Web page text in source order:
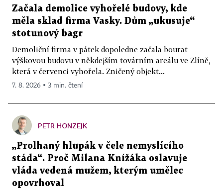
Začala demolice vyhořelé budovy, kde
měla sklad firma Vasky. Dům „ukusuje“
stotunový bagr
Demoliční firma v pátek dopoledne začala bourat
výškovou budovu v někdejším továrním areálu ve Zlíně,
která v červenci vyhořela. Zničený objekt...
7. 8. 2026 ▪ 3 min. čtení
PETR HONZEJK
„Prolhaný hlupák v čele nemyslícího
stáda“. Proč Milana Knížáka oslavuje
vláda vedená mužem, kterým umělec
opovrhoval